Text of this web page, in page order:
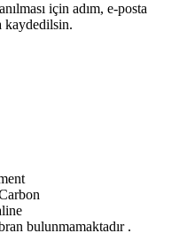
için adım, e-posta
kaydedilsin.
bulunmamaktadır .